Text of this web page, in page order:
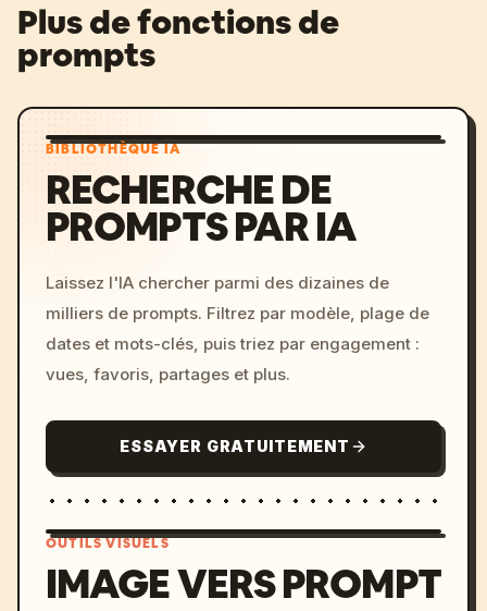
Plus de fonctions de
prompts
BIBLIOTHÈQUE IA
RECHERCHE DE
PROMPTS PAR IA
Laissez l'IA chercher parmi des dizaines de
milliers de prompts. Filtrez par modèle, plage de
dates et mots-clés, puis triez par engagement :
vues, favoris, partages et plus.
ESSAYER GRATUITEMENT
OUTILS VISUELS
IMAGE VERS PROMPT